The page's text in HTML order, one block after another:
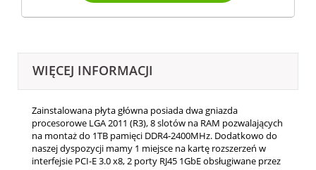
WIĘCEJ INFORMACJI
Zainstalowana płyta główna posiada dwa gniazda
procesorowe LGA 2011 (R3), 8 slotów na RAM pozwalających
na montaż do 1TB pamięci DDR4-2400MHz. Dodatkowo do
naszej dyspozycji mamy 1 miejsce na kartę rozszerzeń w
interfejsie PCI-E 3.0 x8, 2 porty RJ45 1GbE obsługiwane przez